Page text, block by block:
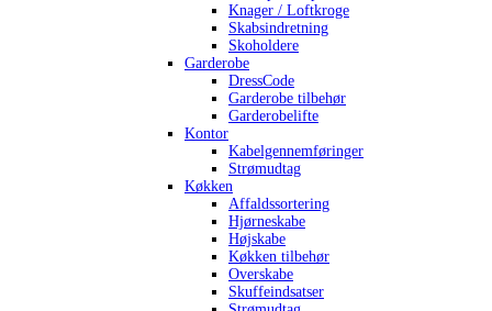
Knager / Loftkroge
Skabsindretning
Skoholdere
Garderobe
DressCode
Garderobe tilbehør
Garderobelifte
Kontor
Kabelgennemføringer
Strømudtag
Køkken
Affaldssortering
Hjørneskabe
Højskabe
Køkken tilbehør
Overskabe
Skuffeindsatser